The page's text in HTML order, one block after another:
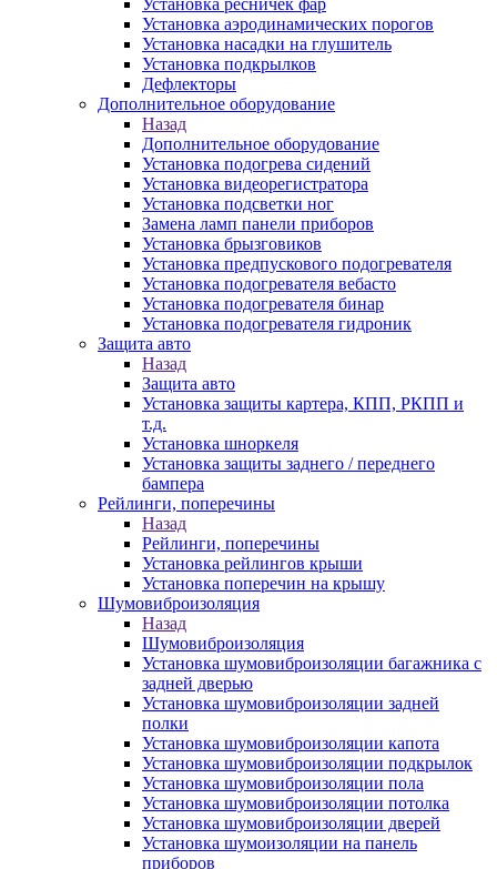
Установка ресничек фар
Установка аэродинамических порогов
Установка насадки на глушитель
Установка подкрылков
Дефлекторы
Дополнительное оборудование
Назад
Дополнительное оборудование
Установка подогрева сидений
Установка видеорегистратора
Установка подсветки ног
Замена ламп панели приборов
Установка брызговиков
Установка предпускового подогревателя
Установка подогревателя вебасто
Установка подогревателя бинар
Установка подогревателя гидроник
Защита авто
Назад
Защита авто
Установка защиты картера, КПП, РКПП и
т.д.
Установка шноркеля
Установка защиты заднего / переднего
бампера
Рейлинги, поперечины
Назад
Рейлинги, поперечины
Установка рейлингов крыши
Установка поперечин на крышу
Шумовиброизоляция
Назад
Шумовиброизоляция
Установка шумовиброизоляции багажника с
задней дверью
Установка шумовиброизоляции задней
полки
Установка шумовиброизоляции капота
Установка шумовиброизоляции подкрылок
Установка шумовиброизоляции пола
Установка шумовиброизоляции потолка
Установка шумовиброизоляции дверей
Установка шумоизоляции на панель
приборов